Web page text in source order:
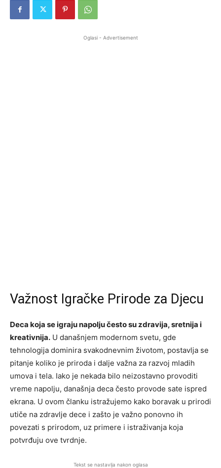
Oglasi - Advertisement
Važnost Igračke Prirode za Djecu
Deca koja se igraju napolju često su zdravija, sretnija i
kreativnija. U današnjem modernom svetu, gde
tehnologija dominira svakodnevnim životom, postavlja se
pitanje koliko je priroda i dalje važna za razvoj mladih
umova i tela. Iako je nekada bilo neizostavno provoditi
vreme napolju, današnja deca često provode sate ispred
ekrana. U ovom članku istražujemo kako boravak u prirodi
utiče na zdravlje dece i zašto je važno ponovno ih
povezati s prirodom, uz primere i istraživanja koja
potvrđuju ove tvrdnje.
Tekst se nastavlja nakon oglasa